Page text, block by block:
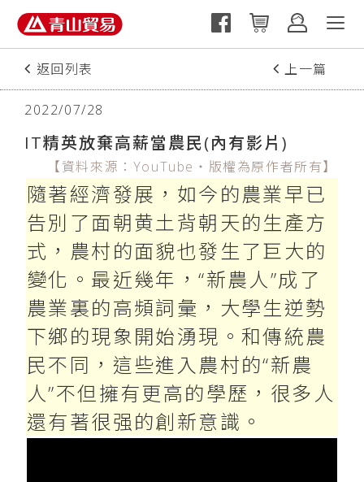
返回列表 上一篇
2022/07/28
IT精英放棄高薪當農民(內有影片)
【資料來源：YouTube‧版權為原作者所有】
隨著經濟發展，如今的農業早已
告別了面朝黄土背朝天的生產方
式，農村的面貌也發生了巨大的
變化。最近幾年，“新農人”成了
農業裏的高頻詞彙，大學生逆勢
下鄉的現象開始湧現。和傳統農
民不同，這些進入農村的“新農
人”不但擁有更高的學歷，很多人
還有著很强的創新意識。